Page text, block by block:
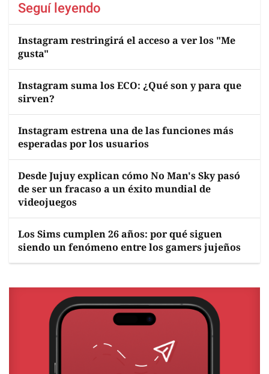
Seguí leyendo
Instagram restringirá el acceso a ver los "Me
gusta"
Instagram suma los ECO: ¿Qué son y para que
sirven?
Instagram estrena una de las funciones más
esperadas por los usuarios
Desde Jujuy explican cómo No Man's Sky pasó
de ser un fracaso a un éxito mundial de
videojuegos
Los Sims cumplen 26 años: por qué siguen
siendo un fenómeno entre los gamers jujeños